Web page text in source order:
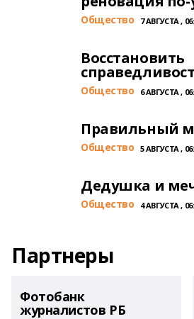
Общество 7 АВГУСТА ,
Восстановить
Общество 6 АВГУСТА ,
Правильный
Общество 5 АВГУСТА ,
Дедушка и
Общество 4 АВГУСТА ,
Партнеры
Фотобанк
журналистов РБ